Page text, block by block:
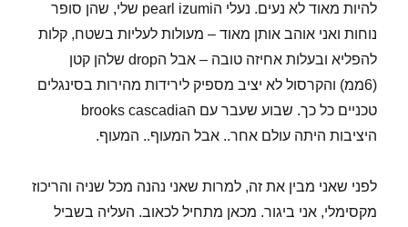
להיות מאוד לא נעים. נעלי הpearl izumi שלי, שהן סופר
נוחות ואני אוהב אותן מאוד – מעולות לעליות בשטח, קלות
להפליא ובעלות אחיזה טובה – אבל הdrop שלהן קטן
(6ממ) והקרסול לא יציב מספיק לירידות מהירות בסינגלים
טכניים כל כך. שבוע שעבר עם הbrooks cascadia
היציבות היתה עולם אחר.. אבל המעוף.. המעוף.
לפני שאני מבין את זה, למרות שאני נהנה מכל שניה והריכוז
מקסימלי, אני ביגור. מכאן מתחיל לכאוב. העליה בשביל